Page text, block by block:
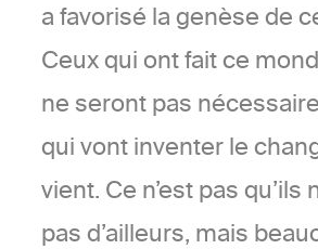
a favorisé la genèse de
Ceux qui ont fait ce
ne seront pas
qui vont inventer le
vient. Ce n’est pas qu’ils
pas d’ailleurs, mais